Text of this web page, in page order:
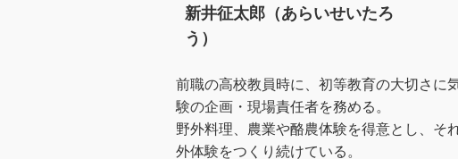
新井征太郎（あらいせいたろ
う）
前職の高校教員時に、初等教育の大切さに
験の企画・現場責任者を務める。
野外料理、農業や酪農体験を得意とし、そ
外体験をつくり続けている。